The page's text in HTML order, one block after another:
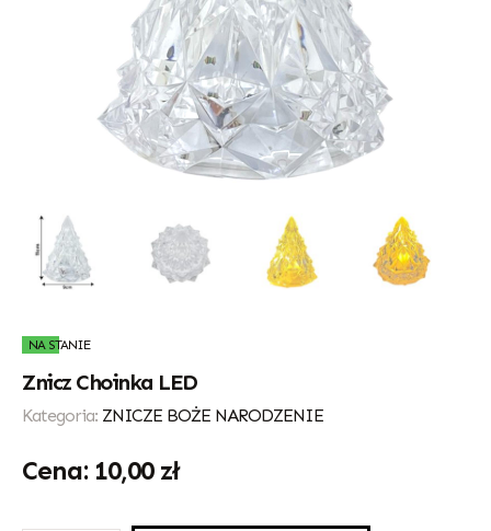
NA STANIE
Znicz Choinka LED
Kategoria: ZNICZE BOŻE NARODZENIE
10,00 zł